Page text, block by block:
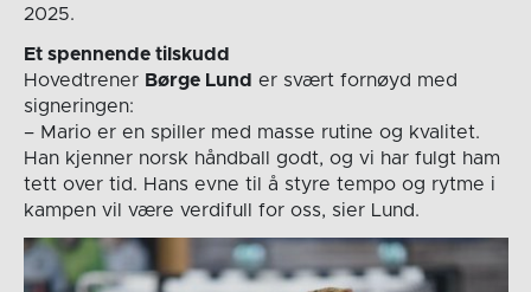
2025.
Et spennende tilskudd
Hovedtrener Børge Lund er svært fornøyd med
signeringen:
– Mario er en spiller med masse rutine og kvalitet.
Han kjenner norsk håndball godt, og vi har fulgt ham
tett over tid. Hans evne til å styre tempo og rytme i
kampen vil være verdifull for oss, sier Lund.